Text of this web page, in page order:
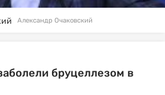
Александр Очаковский
бруцеллезом в